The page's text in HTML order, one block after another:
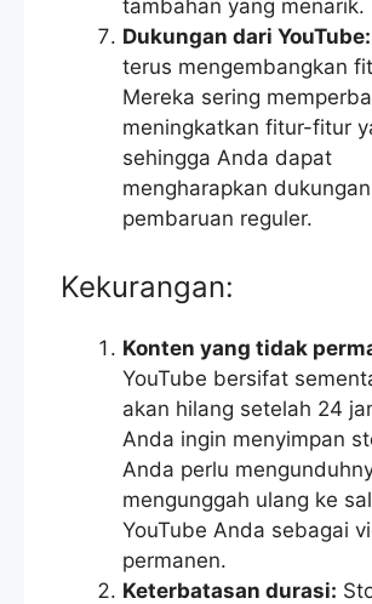
tambahan yang menarik.
Dukungan dari YouTube:
terus mengembangkan
Mereka sering
meningkatkan fitur-fitur
sehingga Anda dapat
mengharapkan
pembaruan reguler.
Kekurangan:
Konten yang tidak
YouTube bersifat
akan hilang setelah 24
Anda ingin menyimpan
Anda perlu
mengunggah ulang ke
YouTube Anda sebagai
permanen.
Keterbatasan durasi: